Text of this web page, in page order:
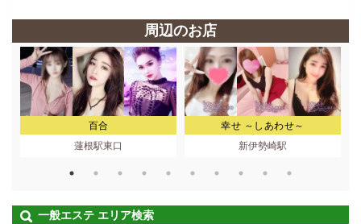
周辺のお店
百合
蓮根駅東口
幸せ ～しあわせ～
新伊勢崎駅
一般エステ エリア検索